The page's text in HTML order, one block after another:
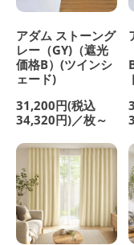
アダム ストーング
レー（GY)（遮光
価格B）(ツインシ
ェード)
31,200円(税込
34,320円)／枚～